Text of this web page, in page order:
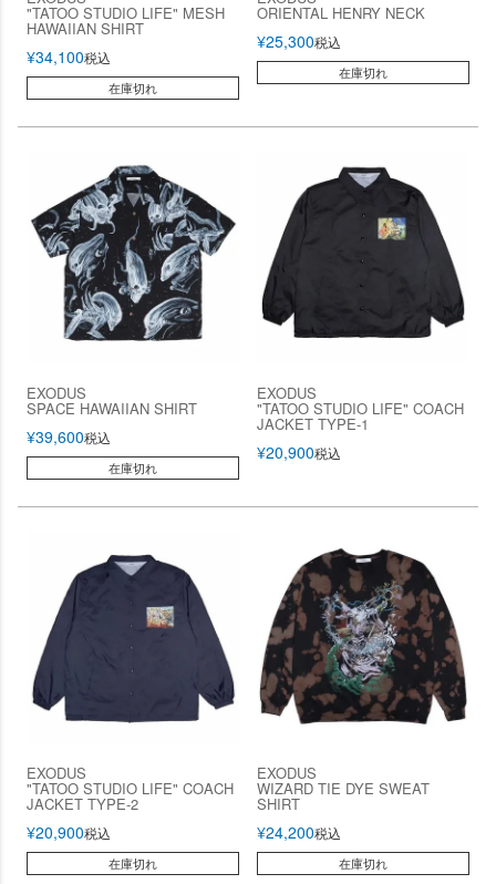
"TATOO STUDIO LIFE" MESH
HAWAIIAN SHIRT
¥34,100税込
在庫切れ
ORIENTAL HENRY NECK
¥25,300税込
在庫切れ
EXODUS
SPACE HAWAIIAN SHIRT
¥39,600税込
在庫切れ
EXODUS
"TATOO STUDIO LIFE" COACH
JACKET TYPE-1
¥20,900税込
EXODUS
"TATOO STUDIO LIFE" COACH
JACKET TYPE-2
¥20,900税込
在庫切れ
EXODUS
WIZARD TIE DYE SWEAT
SHIRT
¥24,200税込
在庫切れ